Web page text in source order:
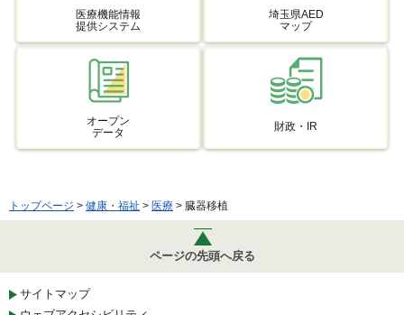
医療機能情報
提供システム
埼玉県AED
マップ
オープン
データ
財政・IR
トップページ > 健康・福祉 > 医療 > 臓器移植
ページの先頭へ戻る
サイトマップ